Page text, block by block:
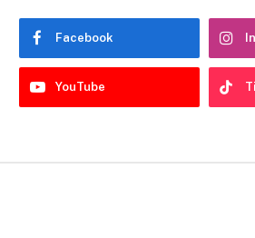
Facebook
YouTube